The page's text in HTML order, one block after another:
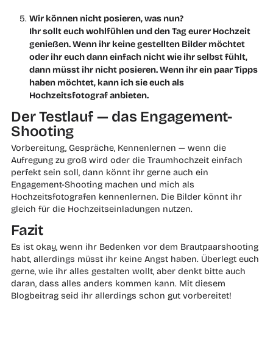
Wir können nicht posieren, was nun?
Ihr sollt euch wohlfühlen und den Tag eurer Hochzeit
genießen. Wenn ihr keine gestellten Bilder möchtet
oder ihr euch dann einfach nicht wie ihr selbst fühlt,
dann müsst ihr nicht posieren. Wenn ihr ein paar Tipps
haben möchtet, kann ich sie euch als
Hochzeitsfotograf anbieten.
Der Testlauf — das Engagement-
Shooting
Vorbereitung, Gespräche, Kennenlernen — wenn die
Aufregung zu groß wird oder die Traumhochzeit einfach
perfekt sein soll, dann könnt ihr gerne auch ein
Engagement-Shooting machen und mich als
Hochzeitsfotografen kennenlernen. Die Bilder könnt ihr
gleich für die Hochzeitseinladungen nutzen.
Fazit
Es ist okay, wenn ihr Bedenken vor dem Brautpaarshooting
habt, allerdings müsst ihr keine Angst haben. Überlegt euch
gerne, wie ihr alles gestalten wollt, aber denkt bitte auch
daran, dass alles anders kommen kann. Mit diesem
Blogbeitrag seid ihr allerdings schon gut vorbereitet!